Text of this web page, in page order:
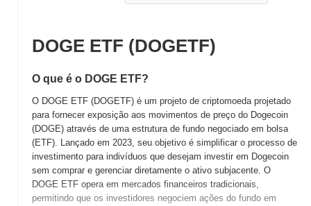
DOGE ETF (DOGETF)
O que é o DOGE ETF?
O DOGE ETF (DOGETF) é um projeto de criptomoeda projetado
para fornecer exposição aos movimentos de preço do Dogecoin
(DOGE) através de uma estrutura de fundo negociado em bolsa
(ETF). Lançado em 2023, seu objetivo é simplificar o processo de
investimento para indivíduos que desejam investir em Dogecoin
sem comprar e gerenciar diretamente o ativo subjacente. O
DOGE ETF opera em mercados financeiros tradicionais,
permitindo que os investidores negociem ações do fundo em